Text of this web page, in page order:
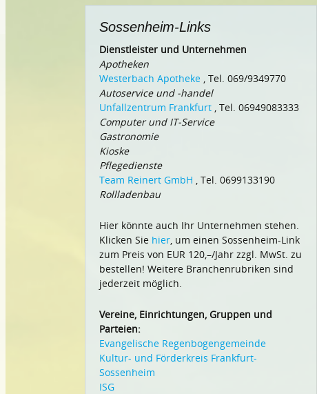
Sossenheim-Links
Dienstleister und Unternehmen
Apotheken
Westerbach Apotheke , Tel. 069/9349770
Autoservice und -handel
Unfallzentrum Frankfurt , Tel. 06949083333
Computer und IT-Service
Gastronomie
Kioske
Pflegedienste
Team Reinert GmbH , Tel. 0699133190
Rollladenbau
Hier könnte auch Ihr Unternehmen stehen.
Klicken Sie hier, um einen Sossenheim-Link
zum Preis von EUR 120,–/Jahr zzgl. MwSt. zu
bestellen! Weitere Branchenrubriken sind
jederzeit möglich.
Vereine, Einrichtungen, Gruppen und
Parteien:
Evangelische Regenbogengemeinde
Kultur- und Förderkreis Frankfurt-
Sossenheim
ISG